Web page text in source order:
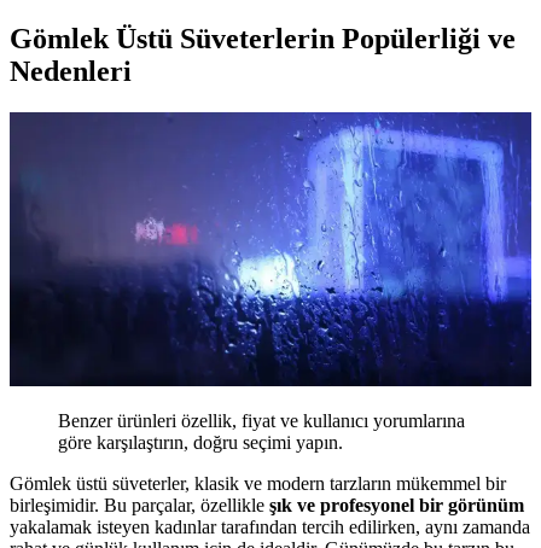
Gömlek Üstü Süveterlerin Popülerliği ve
Nedenleri
Benzer ürünleri özellik, fiyat ve kullanıcı yorumlarına
göre karşılaştırın, doğru seçimi yapın.
Gömlek üstü süveterler, klasik ve modern tarzların mükemmel bir
birleşimidir. Bu parçalar, özellikle şık ve profesyonel bir görünüm
yakalamak isteyen kadınlar tarafından tercih edilirken, aynı zamanda